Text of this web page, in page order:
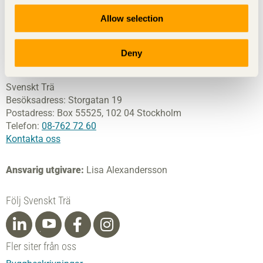
Allow selection
Deny
förpackningsindustri samt har ett nära samarbete med
svensk bygghandel och trävarugrossisterna.
© Föreningen Sveriges Skogsindustrier, 2026.
Tillgänglighetsredogörelse
Svenskt Trä
Besöksadress: Storgatan 19
Postadress: Box 55525, 102 04 Stockholm
Telefon: 08-762 72 60
Kontakta oss
Ansvarig utgivare: Lisa Alexandersson
Följ Svenskt Trä
Fler siter från oss